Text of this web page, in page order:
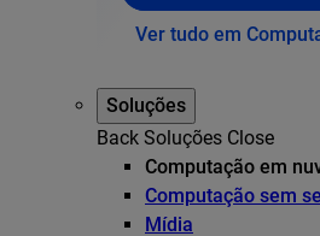
Ver tudo em
Soluções
Back Soluções Close
Computação em
Computação sem
Mídia